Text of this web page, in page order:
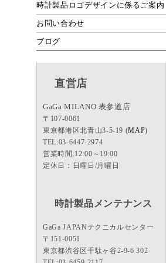
時計製品ロゴデザインに係るご案内
お問い合わせ
ブログ
直営店
GaGa MILANO 表参道店
〒107-0061
東京都港区北青山3-5-19 (MAP)
TEL:03-6447-2974
営業時間:12:00～19:00
定休日：日曜日/月曜日
時計製品メンテナンス
GaGa JAPANテクニカルセンター
〒151-0051
東京都渋谷区千駄ヶ谷2-9-6 302